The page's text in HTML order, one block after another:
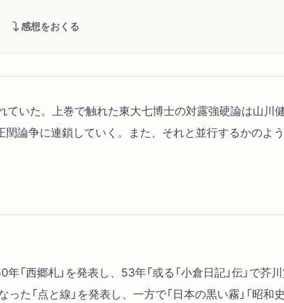
感想をおくる
ていた。上巻で触れた東大七博士の対露強硬論は山川
論争に連鎖していく。また、それと並行するかのよ
西郷札」を発表し、53年「或る「小倉日記」伝」で芥
「点と線」を発表し、一方で「日本の黒い霧」「昭和